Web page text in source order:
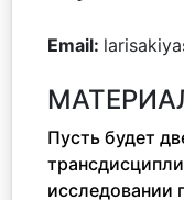
Email:
Пусть будет
исследовании